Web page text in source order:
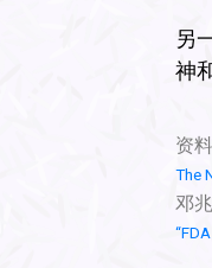
另
神
资
The
邓